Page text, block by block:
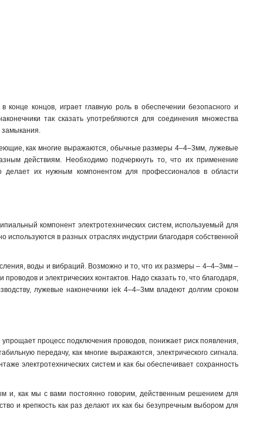
концов, играет главную роль в обеспечении безопасного и
так сказать употребляются для соединения множества
замыкания.
как многие выражаются, обычные размеры 4–4–3мм, лужевые
действиям. Необходимо подчеркнуть то, что их применение
делает их нужным компонентом для профессионалов в области
компонент электротехнических систем, используемый для
в разных отраслях индустрии благодаря собственной
воды и вибраций. Возможно и то, что их размеры – 4–4–3мм –
и электрических контактов. Надо сказать то, что благодаря,
лужевые наконечники iek 4–4–3мм владеют долгим сроком
процесс подключения проводов, понижает риск появления,
передачу, как многие выражаются, электрического сигнала.
электротехнических систем и как бы обеспечивает сохранность
и, как мы с вами постоянно говорим, действенным решением для
и крепкость как раз делают их как бы безупречным выбором для